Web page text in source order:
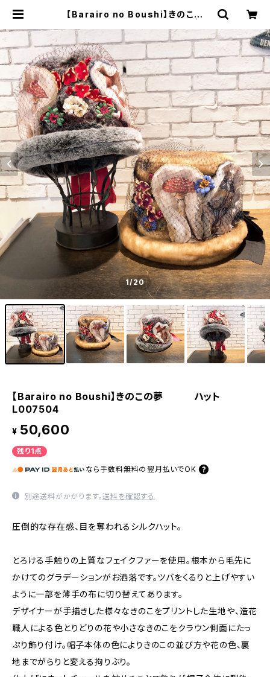
【Barairo no Boushi】きのこの
島の帽子専門店SHAPPO（シャッポ）
1/20
【Barairo no Boushi】きのこの夢 ハット
L007504
¥ 50,600
残り1点
なら 手数料無料の 翌月払いでOK
別途送料がかかります。送料を確認する
圧倒的な存在感、目を奪われるシルクハット。
とろける手触りの上質なフェイクファーを使用。根本から毛先に
かけてのグラデーションがお洒落です。ツバをくるりと上げやすい
ように一部を薄手の布に切り替えてあります。
デザイナーが手描きした様々なきのこをプリントした生地や、造花
職人による色とりどりの花や小さなきのこをクラウン側面にたっ
ぷり飾り付け。帽子本体の色によりきのこの並び方や花の色、裏
地までがらりと変える拘りぶり。